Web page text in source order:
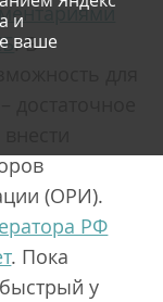
. В
для
достаточное
(ОРИ).
РФ
. Пока
у
и
ваше